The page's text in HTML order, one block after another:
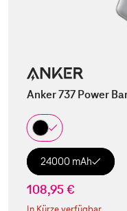
Anker 737 Power
24000 mAh
108,95 €